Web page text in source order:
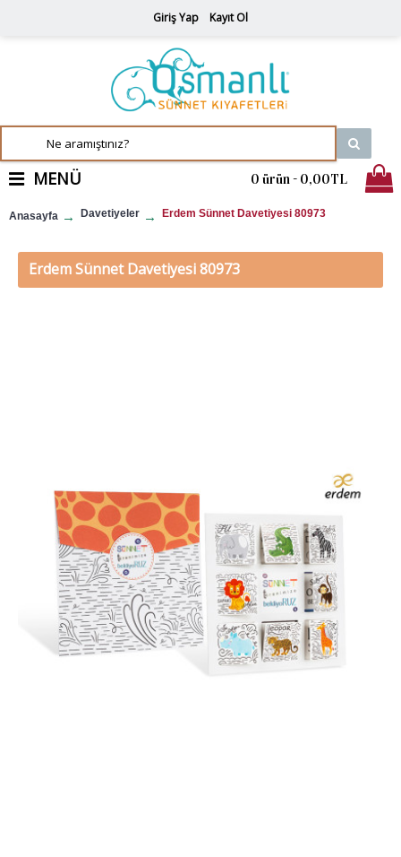
Giriş Yap Kayıt Ol
0 ürün - 0,00TL
MENÜ
Anasayfa Davetiyeler Erdem Sünnet Davetiyesi 80973
Erdem Sünnet Davetiyesi 80973